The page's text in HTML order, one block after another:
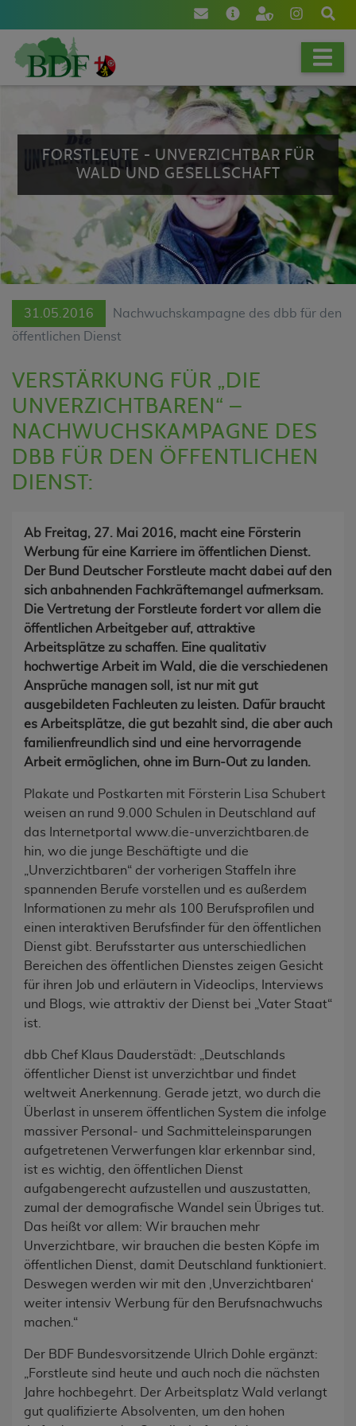
FORSTLEUTE - UNVERZICHTBAR FÜR
WALD UND GESELLSCHAFT
31.05.2016
Nachwuchskampagne des dbb für den
öffentlichen Dienst
VERSTÄRKUNG FÜR „DIE
UNVERZICHTBAREN“ –
NACHWUCHSKAMPAGNE DES
DBB FÜR DEN ÖFFENTLICHEN
DIENST:
Ab Freitag, 27. Mai 2016, macht eine Försterin
Werbung für eine Karriere im öffentlichen Dienst.
Der Bund Deutscher Forstleute macht dabei auf den
sich anbahnenden Fachkräftemangel aufmerksam.
Die Vertretung der Forstleute fordert vor allem die
öffentlichen Arbeitgeber auf, attraktive
Arbeitsplätze zu schaffen. Eine qualitativ
hochwertige Arbeit im Wald, die die verschiedenen
Ansprüche managen soll, ist nur mit gut
ausgebildeten Fachleuten zu leisten. Dafür braucht
es Arbeitsplätze, die gut bezahlt sind, die aber auch
familienfreundlich sind und eine hervorragende
Arbeit ermöglichen, ohne im Burn-Out zu landen.
Plakate und Postkarten mit Försterin Lisa Schubert
weisen an rund 9.000 Schulen in Deutschland auf
das Internetportal www.die-unverzichtbaren.de
hin, wo die junge Beschäftigte und die
„Unverzichtbaren“ der vorherigen Staffeln ihre
spannenden Berufe vorstellen und es außerdem
Informationen zu mehr als 100 Berufsprofilen und
einen interaktiven Berufsfinder für den öffentlichen
Dienst gibt. Berufsstarter aus unterschiedlichen
Bereichen des öffentlichen Dienstes zeigen Gesicht
für ihren Job und erläutern in Videoclips, Interviews
und Blogs, wie attraktiv der Dienst bei „Vater Staat“
ist.
dbb Chef Klaus Dauderstädt: „Deutschlands
öffentlicher Dienst ist unverzichtbar und findet
weltweit Anerkennung. Gerade jetzt, wo durch die
Überlast in unserem öffentlichen System die infolge
massiver Personal- und Sachmitteleinsparungen
aufgetretenen Verwerfungen klar erkennbar sind,
ist es wichtig, den öffentlichen Dienst
aufgabengerecht aufzustellen und auszustatten,
zumal der demografische Wandel sein Übriges tut.
Das heißt vor allem: Wir brauchen mehr
Unverzichtbare, wir brauchen die besten Köpfe im
öffentlichen Dienst, damit Deutschland funktioniert.
Deswegen werden wir mit den ‚Unverzichtbaren‘
weiter intensiv Werbung für den Berufsnachwuchs
machen.“
Der BDF Bundesvorsitzende Ulrich Dohle ergänzt:
„Forstleute sind heute und auch noch die nächsten
Jahre hochbegehrt. Der Arbeitsplatz Wald verlangt
gut qualifizierte Absolventen, um den hohen